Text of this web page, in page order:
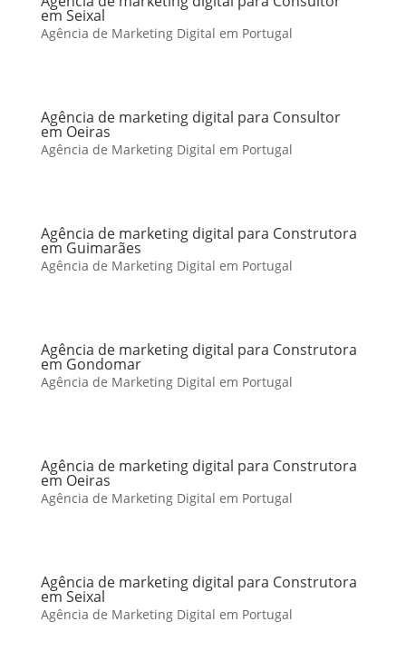
em Seixal
Agência de Marketing Digital em Portugal
Agência de marketing digital para Consultor
em Oeiras
Agência de Marketing Digital em Portugal
Agência de marketing digital para Construtora
em Guimarães
Agência de Marketing Digital em Portugal
Agência de marketing digital para Construtora
em Gondomar
Agência de Marketing Digital em Portugal
Agência de marketing digital para Construtora
em Oeiras
Agência de Marketing Digital em Portugal
Agência de marketing digital para Construtora
em Seixal
Agência de Marketing Digital em Portugal